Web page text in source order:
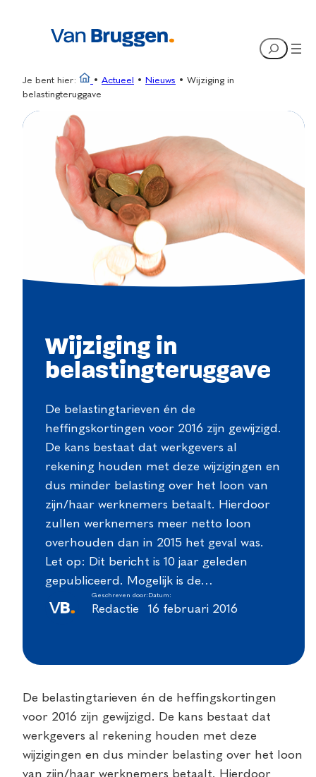
Search
Je bent hier: • Actueel • Nieuws • Wijziging in
belastingteruggave
Wijziging in
belastingteruggave
De belastingtarieven én de
heffingskortingen voor 2016 zijn gewijzigd.
De kans bestaat dat werkgevers al
rekening houden met deze wijzigingen en
dus minder belasting over het loon van
zijn/haar werknemers betaalt. Hierdoor
zullen werknemers meer netto loon
overhouden dan in 2015 het geval was.
Let op: Dit bericht is 10 jaar geleden
gepubliceerd. Mogelijk is de…
Geschreven door:
Redactie
Datum:
16 februari 2016
De belastingtarieven én de heffingskortingen
voor 2016 zijn gewijzigd. De kans bestaat dat
werkgevers al rekening houden met deze
wijzigingen en dus minder belasting over het loon